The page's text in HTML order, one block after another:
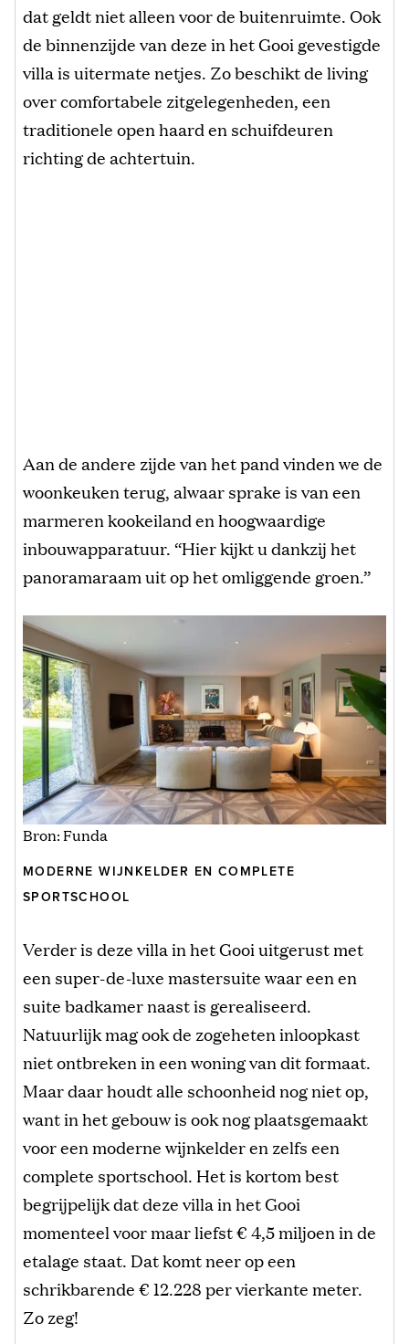
dat geldt niet alleen voor de buitenruimte. Ook
de binnenzijde van deze in het Gooi gevestigde
villa is uitermate netjes. Zo beschikt de living
over comfortabele zitgelegenheden, een
traditionele open haard en schuifdeuren
richting de achtertuin.
Aan de andere zijde van het pand vinden we de
woonkeuken terug, alwaar sprake is van een
marmeren kookeiland en hoogwaardige
inbouwapparatuur. “Hier kijkt u dankzij het
panoramaraam uit op het omliggende groen.”
Bron: Funda
MODERNE WIJNKELDER EN COMPLETE
SPORTSCHOOL
Verder is deze villa in het Gooi uitgerust met
een super-de-luxe mastersuite waar een en
suite badkamer naast is gerealiseerd.
Natuurlijk mag ook de zogeheten inloopkast
niet ontbreken in een woning van dit formaat.
Maar daar houdt alle schoonheid nog niet op,
want in het gebouw is ook nog plaatsgemaakt
voor een moderne wijnkelder en zelfs een
complete sportschool. Het is kortom best
begrijpelijk dat deze villa in het Gooi
momenteel voor maar liefst € 4,5 miljoen in de
etalage staat. Dat komt neer op een
schrikbarende € 12.228 per vierkante meter.
Zo zeg!